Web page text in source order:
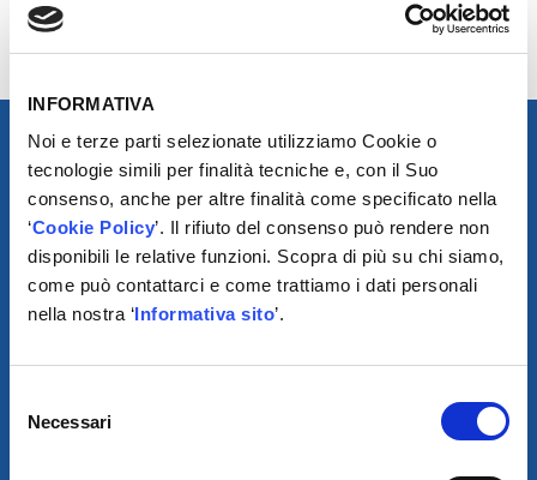
INFORMATIVA
Noi e terze parti selezionate utilizziamo Cookie o
tecnologie simili per finalità tecniche e, con il Suo
consenso, anche per altre finalità come specificato nella
‘Cookie Policy’. Il rifiuto del consenso può rendere non
disponibili le relative funzioni. Scopra di più su chi siamo,
come può contattarci e come trattiamo i dati personali
nella nostra ‘Informativa sito’.
delNecessari
DI TELEASSISTENZA